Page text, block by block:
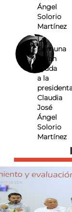
Ángel
Solorio
Martínez
La
Comuna
Pidan
ayuda
a la
Claudia
José
Ángel
Solorio
Martínez